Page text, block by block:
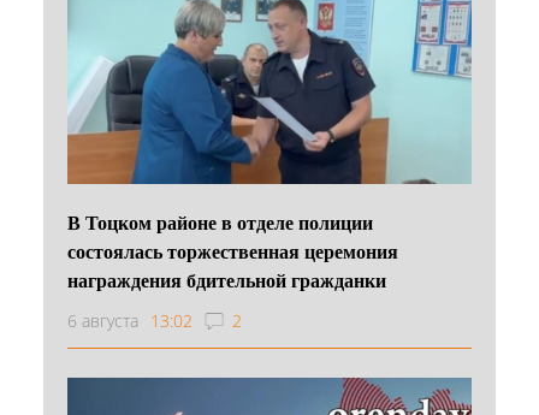
В Тоцком районе в отделе полиции
состоялась торжественная церемония
награждения бдительной гражданки
6 августа 13:02 2